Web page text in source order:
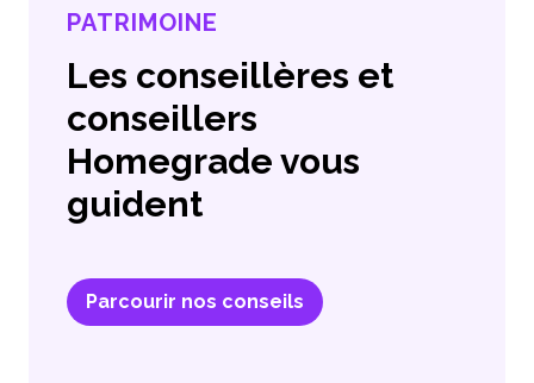
PATRIMOINE
Les conseillères et
conseillers
Homegrade vous
guident
Parcourir nos conseils